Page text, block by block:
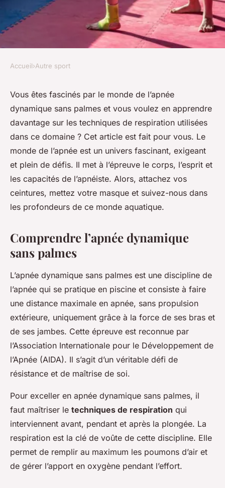
AUTRE SPORT
Techniques de respiration
pour l'apnée dynamique sans
palmes
Timéo•1 septembre 2024•3 min de lecture
Accueil›Autre sport
Vous êtes fascinés par le monde de l’apnée
dynamique sans palmes et vous voulez en apprendre
davantage sur les techniques de respiration utilisées
dans ce domaine ? Cet article est fait pour vous. Le
monde de l’apnée est un univers fascinant, exigeant
et plein de défis. Il met à l’épreuve le corps, l’esprit et
les capacités de l’apnéiste. Alors, attachez vos
ceintures, mettez votre masque et suivez-nous dans
les profondeurs de ce monde aquatique.
Comprendre l’apnée dynamique
sans palmes
L’apnée dynamique sans palmes est une discipline de
l’apnée qui se pratique en piscine et consiste à faire
une distance maximale en apnée, sans propulsion
extérieure, uniquement grâce à la force de ses bras et
de ses jambes. Cette épreuve est reconnue par
l’Association Internationale pour le Développement de
l’Apnée (AIDA). Il s’agit d’un véritable défi de
résistance et de maîtrise de soi.
Pour exceller en apnée dynamique sans palmes, il
faut maîtriser le techniques de respiration qui
interviennent avant, pendant et après la plongée. La
respiration est la clé de voûte de cette discipline. Elle
permet de remplir au maximum les poumons d’air et
de gérer l’apport en oxygène pendant l’effort.